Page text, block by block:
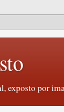
exposto por